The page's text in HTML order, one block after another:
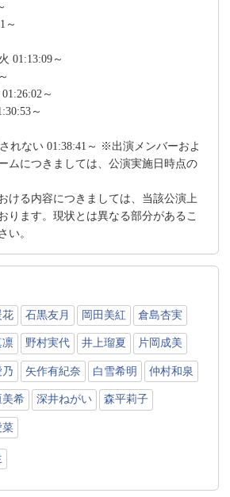
～
01:13:09～
～
～
れない 01:38:41～ ※出演メンバーおよ
ムにつきましては、公演実施日時点の
ける内容につきましては、当該公演上
ります。現状とは異なる部分があるこ
い。
花 石黒友月 岡田美紅 倉島杏実
凛 野村実代 井上瑠夏 片岡成美
矢作有紀奈 白雪希明 仲村和泉
美希 深井ねがい 森平莉子
菜